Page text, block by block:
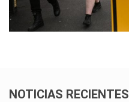
NOTICIAS RECIENTES